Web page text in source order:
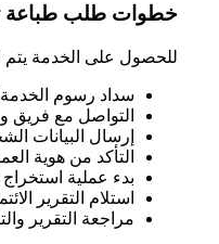
خطوات طلب طباعة
للحصول على الخدمة يتم
سداد رسوم الخدمة
التواصل مع فريق
إرسال البيانات
التأكد من هوية
بدء عملية استخراج
استلام التقرير
مراجعة التقرير